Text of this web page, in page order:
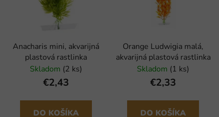
Anacharis mini, akvarijná
plastová rastlinka
Skladom (2 ks)
€2,43
DO KOŠÍKA
Orange Ludwigia malá,
akvarijná plastová rastlinka
Skladom (1 ks)
€2,33
DO KOŠÍKA